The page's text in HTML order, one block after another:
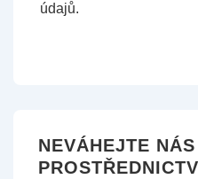
údajů.
NEVÁHEJTE